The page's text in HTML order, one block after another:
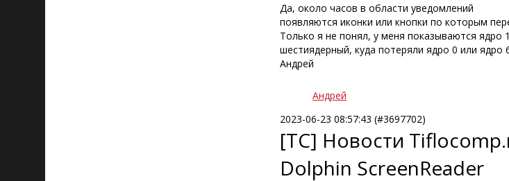
Да, около часов в области уведомлений
появляются иконки или кнопки по которым
Только я не понял, у меня показываются ядро
шестиядерный, куда потеряли ядро 0 или ядро
Андрей
Андрей
2023-06-23 08:57:43 (#3697702)
[TC] Новости
Dolphin ScreenReader